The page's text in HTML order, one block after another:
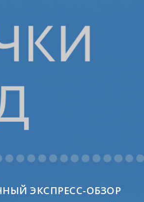
ЭКСПРЕСС-ОБЗОР